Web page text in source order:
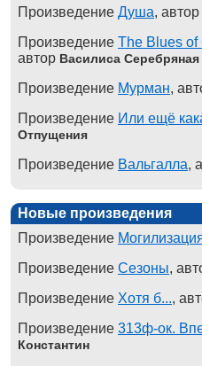
Произведение Душа, автор
Произведение The Blues
автор Василиса Серебряная
Произведение Мурман,
Произведение Или ещё
Отпущения
Произведение Вальгалла,
Новые произведения
Произведение
Произведение Сезоны,
Произведение Хотя б...,
Произведение 313ф-ок.
Константин